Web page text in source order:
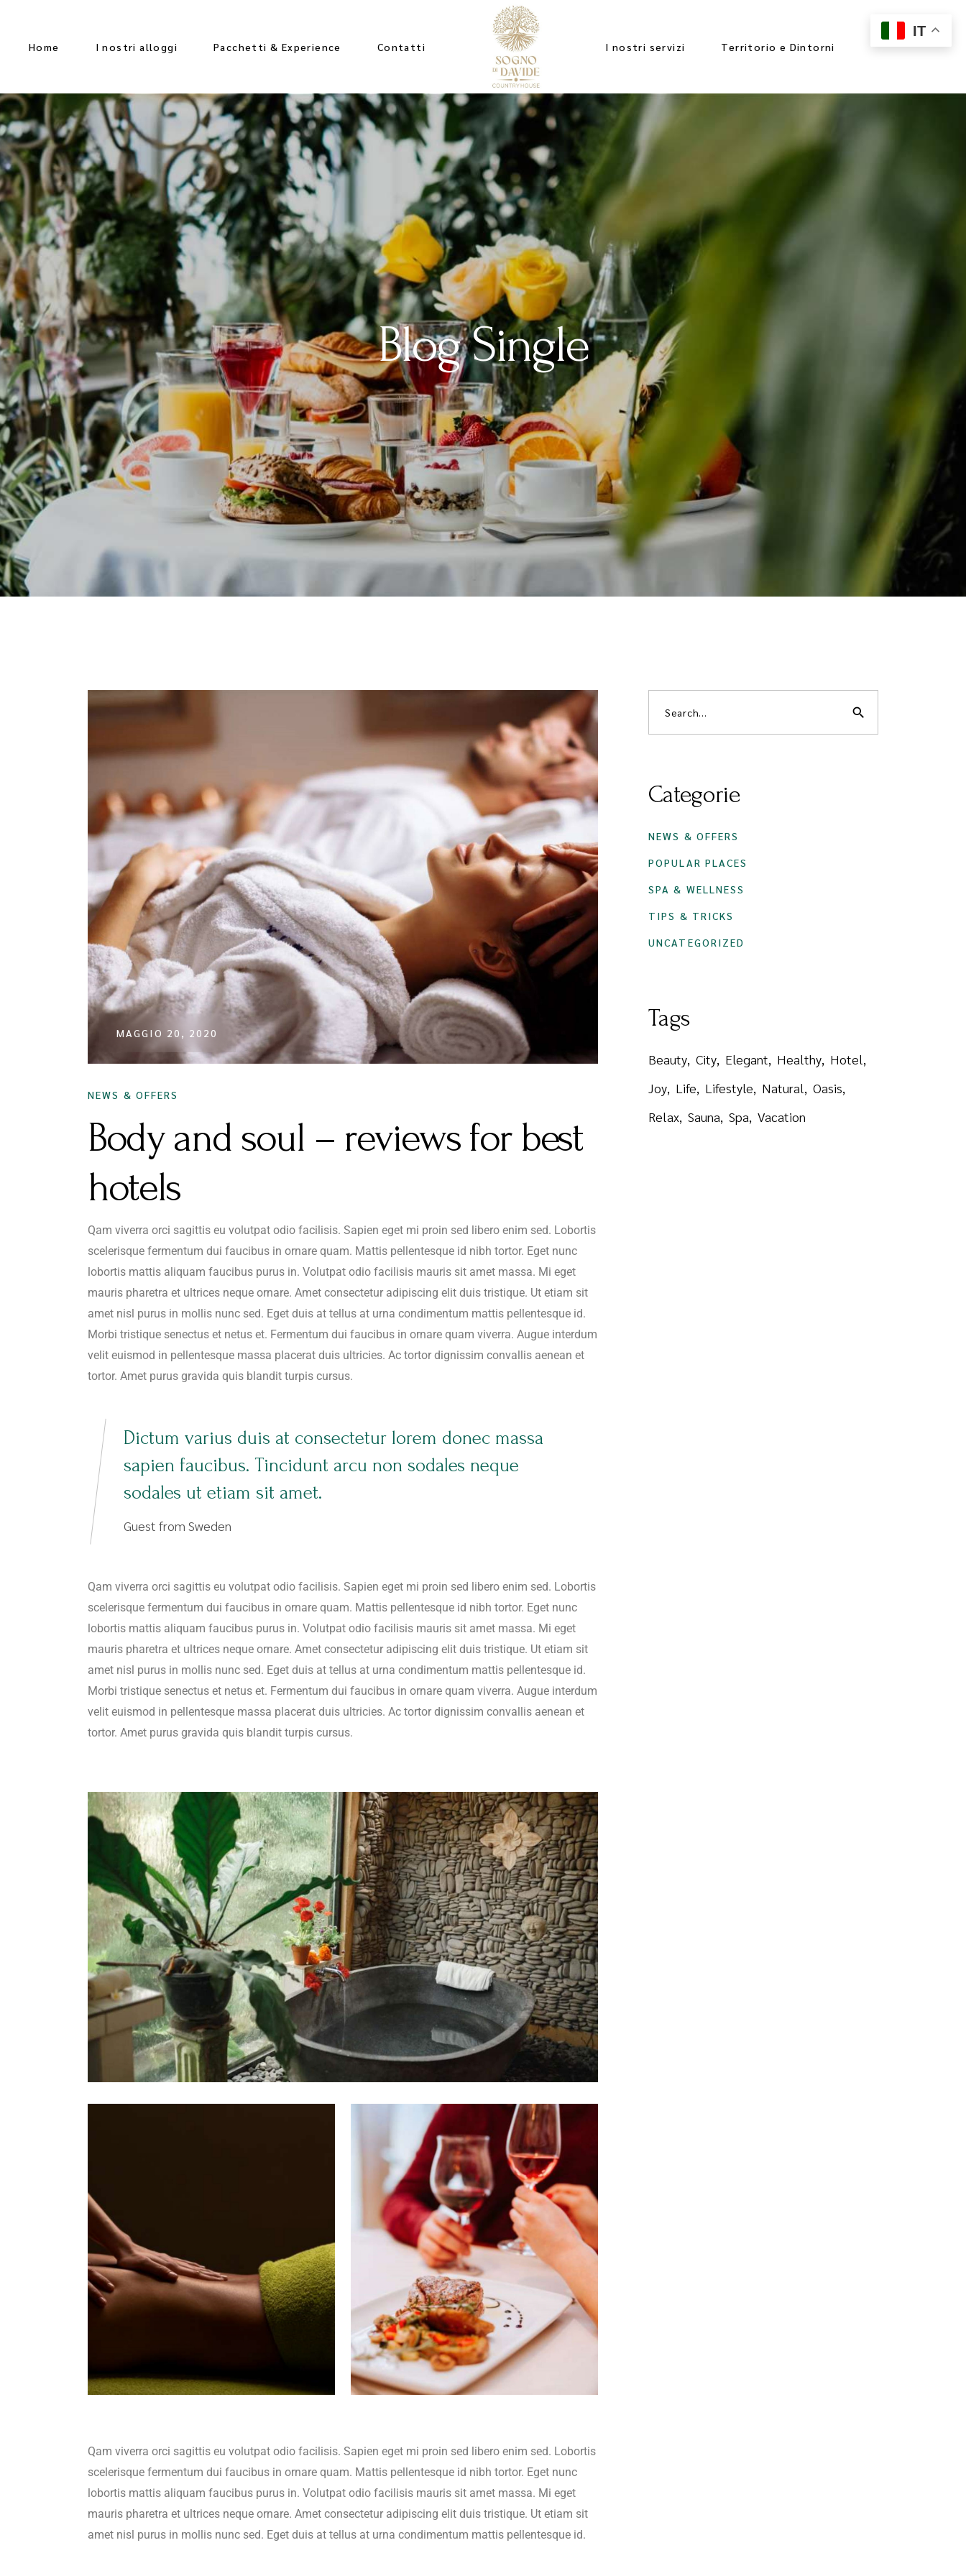
Home I nostri alloggi Pacchetti & Experience Contatti I nostri servizi Territorio e Dintorni
Blog Single
MAGGIO 20, 2020
NEWS & OFFERS
Body and soul – reviews for best
hotels
Qam viverra orci sagittis eu volutpat odio facilisis. Sapien eget mi proin sed libero enim sed. Lobortis
scelerisque fermentum dui faucibus in ornare quam. Mattis pellentesque id nibh tortor. Eget nunc
lobortis mattis aliquam faucibus purus in. Volutpat odio facilisis mauris sit amet massa. Mi eget
mauris pharetra et ultrices neque ornare. Amet consectetur adipiscing elit duis tristique. Ut etiam sit
amet nisl purus in mollis nunc sed. Eget duis at tellus at urna condimentum mattis pellentesque id.
Morbi tristique senectus et netus et. Fermentum dui faucibus in ornare quam viverra. Augue interdum
velit euismod in pellentesque massa placerat duis ultricies. Ac tortor dignissim convallis aenean et
tortor. Amet purus gravida quis blandit turpis cursus.
Dictum varius duis at consectetur lorem donec massa
sapien faucibus. Tincidunt arcu non sodales neque
sodales ut etiam sit amet.
Guest from Sweden
Qam viverra orci sagittis eu volutpat odio facilisis. Sapien eget mi proin sed libero enim sed. Lobortis
scelerisque fermentum dui faucibus in ornare quam. Mattis pellentesque id nibh tortor. Eget nunc
lobortis mattis aliquam faucibus purus in. Volutpat odio facilisis mauris sit amet massa. Mi eget
mauris pharetra et ultrices neque ornare. Amet consectetur adipiscing elit duis tristique. Ut etiam sit
amet nisl purus in mollis nunc sed. Eget duis at tellus at urna condimentum mattis pellentesque id.
Morbi tristique senectus et netus et. Fermentum dui faucibus in ornare quam viverra. Augue interdum
velit euismod in pellentesque massa placerat duis ultricies. Ac tortor dignissim convallis aenean et
tortor. Amet purus gravida quis blandit turpis cursus.
Qam viverra orci sagittis eu volutpat odio facilisis. Sapien eget mi proin sed libero enim sed. Lobortis
scelerisque fermentum dui faucibus in ornare quam. Mattis pellentesque id nibh tortor. Eget nunc
lobortis mattis aliquam faucibus purus in. Volutpat odio facilisis mauris sit amet massa. Mi eget
mauris pharetra et ultrices neque ornare. Amet consectetur adipiscing elit duis tristique. Ut etiam sit
amet nisl purus in mollis nunc sed. Eget duis at tellus at urna condimentum mattis pellentesque id.
search
Categorie
NEWS & OFFERS
POPULAR PLACES
SPA & WELLNESS
TIPS & TRICKS
UNCATEGORIZED
Tags
Beauty City Elegant Healthy Hotel
Joy Life Lifestyle Natural
Oasis
Relax Sauna Spa Vacation
IT